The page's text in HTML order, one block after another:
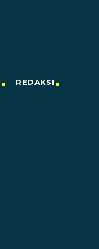
REDAKSI